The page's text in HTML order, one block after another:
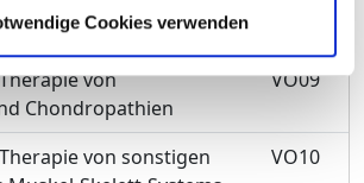
Cookies verwenden
des Bindegewebes
von
Chondropathien
VO09
von sonstigen
VO10